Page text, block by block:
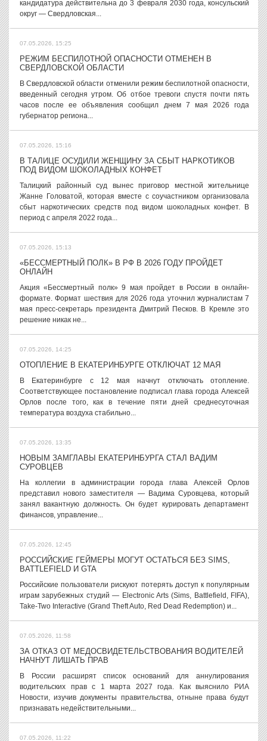
кандидатура действительна до 3 февраля 2030 года, консульский
округ — Свердловская...
07.05.2026, 15:25
РЕЖИМ БЕСПИЛОТНОЙ ОПАСНОСТИ ОТМЕНЕН В
СВЕРДЛОВСКОЙ ОБЛАСТИ
В Свердловской области отменили режим беспилотной опасности,
введенный сегодня утром. Об отбое тревоги спустя почти пять
часов после ее объявления сообщил днем 7 мая 2026 года
губернатор региона...
07.05.2026, 15:16
В ТАЛИЦЕ ОСУДИЛИ ЖЕНЩИНУ ЗА СБЫТ НАРКОТИКОВ
ПОД ВИДОМ ШОКОЛАДНЫХ КОНФЕТ
Талицкий районный суд вынес приговор местной жительнице
Жанне Головатой, которая вместе с соучастником организовала
сбыт наркотических средств под видом шоколадных конфет. В
период с апреля 2022 года...
07.05.2026, 15:13
«БЕССМЕРТНЫЙ ПОЛК» В РФ В 2026 ГОДУ ПРОЙДЕТ
ОНЛАЙН
Акция «Бессмертный полк» 9 мая пройдет в России в онлайн-
формате. Формат шествия для 2026 года уточнил журналистам 7
мая пресс-секретарь президента Дмитрий Песков. В Кремле это
решение никак не...
07.05.2026, 14:25
ОТОПЛЕНИЕ В ЕКАТЕРИНБУРГЕ ОТКЛЮЧАТ 12 МАЯ
В Екатеринбурге с 12 мая начнут отключать отопление.
Соответствующее постановление подписал глава города Алексей
Орлов после того, как в течение пяти дней среднесуточная
температура воздуха стабильно...
07.05.2026, 13:35
НОВЫМ ЗАМГЛАВЫ ЕКАТЕРИНБУРГА СТАЛ ВАДИМ
СУРОВЦЕВ
На коллегии в администрации города глава Алексей Орлов
представил нового заместителя — Вадима Суровцева, который
занял вакантную должность. Он будет курировать департамент
финансов, управление...
07.05.2026, 12:45
РОССИЙСКИЕ ГЕЙМЕРЫ МОГУТ ОСТАТЬСЯ БЕЗ SIMS,
BATTLEFIELD И GTA
Российские пользователи рискуют потерять доступ к популярным
играм зарубежных студий — Electronic Arts (Sims, Battlefield, FIFA),
Take-Two Interactive (Grand Theft Auto, Red Dead Redemption) и...
07.05.2026, 11:58
ЗА ОТКАЗ ОТ МЕДОСВИДЕТЕЛЬСТВОВАНИЯ ВОДИТЕЛЕЙ
НАЧНУТ ЛИШАТЬ ПРАВ
В России расширят список оснований для аннулирования
водительских прав с 1 марта 2027 года. Как выяснило РИА
Новости, изучив документы правительства, отныне права будут
признавать недействительными...
07.05.2026, 11:22